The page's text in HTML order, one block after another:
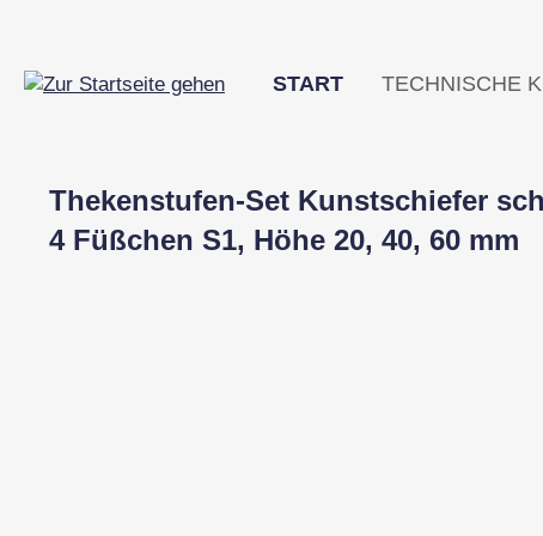
START TECHNISCHE
Thekenstufen-Set Kunstschiefer
4 Füßchen S1, Höhe 20, 40, 60 mm